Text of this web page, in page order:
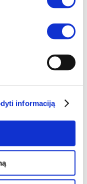
informaciją